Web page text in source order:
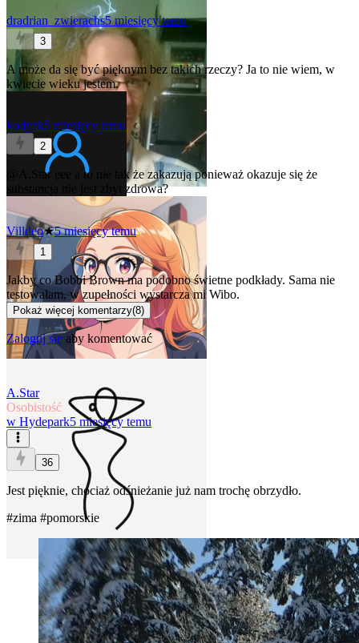
dradrian_zwierachs5 miesięcy temu
3
A może da się być pięknym bez takich rzeczy? Ja to nie wiem, w
kwiecie wieku jestem.
kodyak5 miesięcy temu
2
@A.Star
eee a to nie tak że zakazują ponieważ okazuje się że
substancja nie jest zbyt zdrowa?
Villdeo★5 miesięcy temu
1
Jakby co Bobbi Brown ma podobno świetne podkłady. Sama nie
testowałam, w zupełności wystarcza mi Wibo.
Pokaż więcej komentarzy(8)
Zaloguj się aby komentować
A.Star
Osobistość
w Hydepark5 miesięcy temu
36
Jest pięknie, chociaż odśnieżanie już nam trochę obrzydło.
#zima #pomorskie